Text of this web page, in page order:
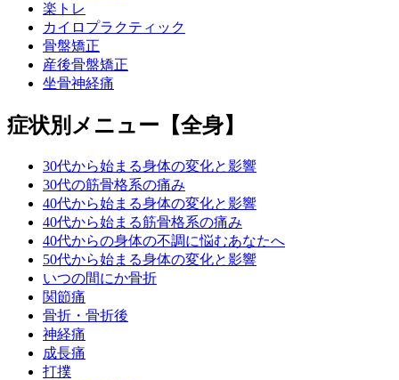
楽トレ
カイロプラクティック
骨盤矯正
産後骨盤矯正
坐骨神経痛
症状別メニュー【全身】
30代から始まる身体の変化と影響
30代の筋骨格系の痛み
40代から始まる身体の変化と影響
40代から始まる筋骨格系の痛み
40代からの身体の不調に悩むあなたへ
50代から始まる身体の変化と影響
いつの間にか骨折
関節痛
骨折・骨折後
神経痛
成長痛
打撲